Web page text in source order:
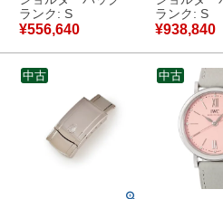
アントココマーク
AP3207 ランダムシ
リアル 【保存袋】
【中古】未使用保管
品
ランク: S
¥556,640
ージュ エ
2026年製 G 【箱】
【中古】未
品
ランク: S
¥938,840
中古 中古